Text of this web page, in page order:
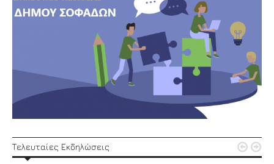
Τελευταίες Εκδηλώσεις  